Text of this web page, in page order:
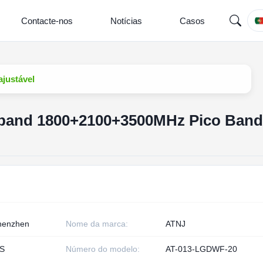
Contacte-nos Notícias Casos
1800+2100+3500MHz Pico Band
Nome da marca: ATNJ
Número do modelo: AT-013-LGDWF-20